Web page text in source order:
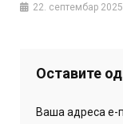
22. септембар
Оставите
Ваша адреса е-